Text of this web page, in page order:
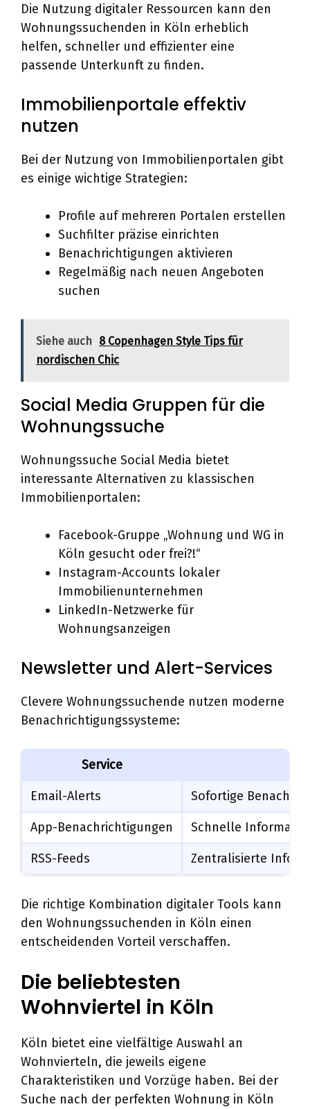
Die Nutzung digitaler Ressourcen kann den
Wohnungssuchenden in Köln erheblich
helfen, schneller und effizienter eine
passende Unterkunft zu finden.
Immobilienportale effektiv
nutzen
Bei der Nutzung von Immobilienportalen gibt
es einige wichtige Strategien:
Profile auf mehreren Portalen erstellen
Suchfilter präzise einrichten
Benachrichtigungen aktivieren
Regelmäßig nach neuen Angeboten
suchen
Siehe auch 8 Copenhagen Style Tips für
nordischen Chic
Social Media Gruppen für die
Wohnungssuche
Wohnungssuche Social Media bietet
interessante Alternativen zu klassischen
Immobilienportalen:
Facebook-Gruppe „Wohnung und WG in
Köln gesucht oder frei?!“
Instagram-Accounts lokaler
Immobilienunternehmen
LinkedIn-Netzwerke für
Wohnungsanzeigen
Newsletter und Alert-Services
Clevere Wohnungssuchende nutzen moderne
Benachrichtigungssysteme:
Service
Email-Alerts Sofortige
App-Benachrichtigungen Schnelle
RSS-Feeds Zentralisierte
Die richtige Kombination digitaler Tools kann
den Wohnungssuchenden in Köln einen
entscheidenden Vorteil verschaffen.
Die beliebtesten
Wohnviertel in Köln
Köln bietet eine vielfältige Auswahl an
Wohnvierteln, die jeweils eigene
Charakteristiken und Vorzüge haben. Bei der
Suche nach der perfekten Wohnung in Köln